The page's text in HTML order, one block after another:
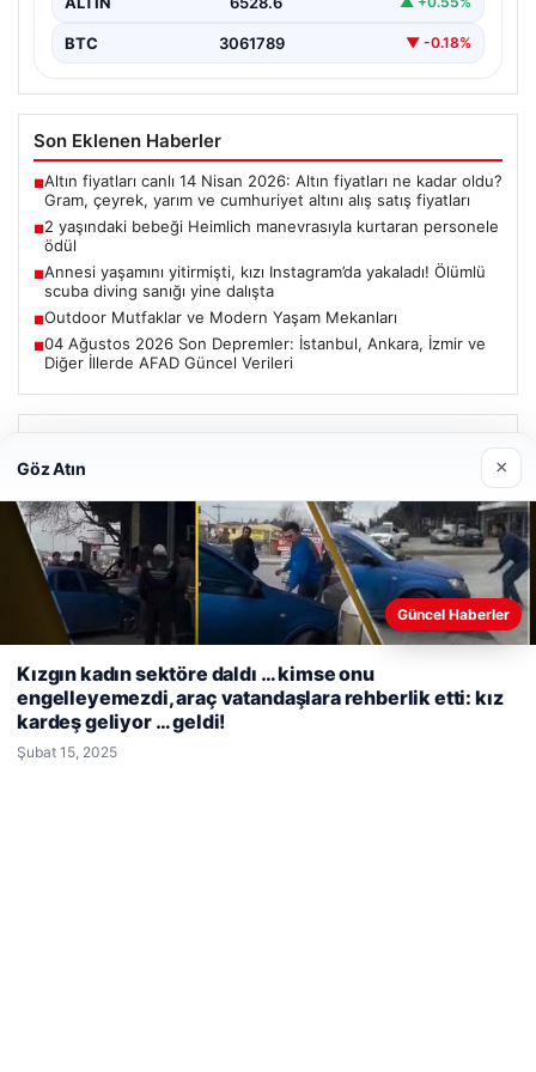
BTC 3061789 ▼ -0.18%
Son Eklenen Haberler
■Altın fiyatları canlı 14 Nisan 2026: Altın fiyatları ne kadar oldu?
Gram, çeyrek, yarım ve cumhuriyet altını alış satış fiyatları
■2 yaşındaki bebeği Heimlich manevrasıyla kurtaran personele
ödül
■Annesi yaşamını yitirmişti, kızı Instagram’da yakaladı! Ölümlü
scuba diving sanığı yine dalışta
■Outdoor Mutfaklar ve Modern Yaşam Mekanları
■04 Ağustos 2026 Son Depremler: İstanbul, Ankara, İzmir ve
Diğer İllerde AFAD Güncel Verileri
Altın fiyatları canlı 14 Nisan 2026: Altın fiyatları ne kadar
oldu? Gram, çeyrek, yarım ve cumhuriyet altını alış satış
fiyatları
Ağustos 5, 2026
2 yaşındaki bebeği Heimlich manevrasıyla kurtaran
personele ödül
deneyiminizi kişiselleştirmek ve geliştirmek amacıyla çerezler
kullanıyoruz.Çerez Politikamız
Reddet Kabul Et
Göz Atın ×
Güncel Haberler
Kızgın kadın sektöre daldı … kimse onu
engelleyemezdi, araç vatandaşlara rehberlik etti: kız
kardeş geliyor … geldi!
Şubat 15, 2025